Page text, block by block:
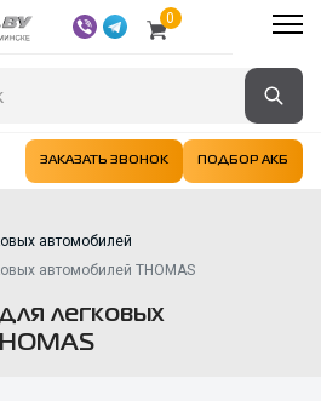
0
ЗАКАЗАТЬ ЗВОНОК ПОДБОР АКБ
автомобилей
автомобилей THOMAS
легковых